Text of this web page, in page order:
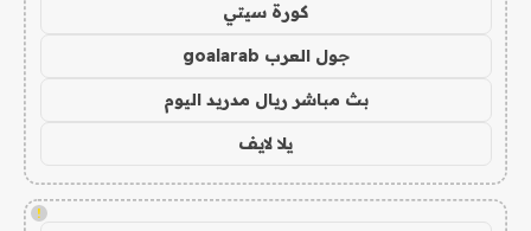
كورة سيتي
جول العرب goalarab
بث مباشر ريال مدريد اليوم
يلا لايف
!